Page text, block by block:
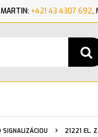
MARTIN:+421 43 4307 692,
21221 EL.